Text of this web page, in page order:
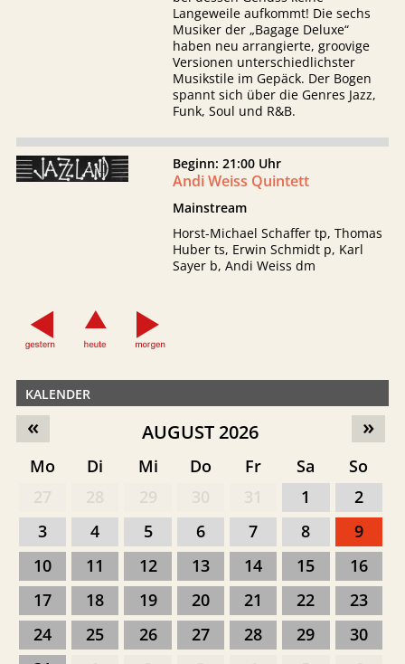
Langeweile aufkommt! Die sechs
Musiker der „Bagage Deluxe“
haben neu arrangierte, groovige
Versionen unterschiedlichster
Musikstile im Gepäck. Der Bogen
spannt sich über die Genres Jazz,
Funk, Soul und R&B.
Beginn: 21:00 Uhr
Andi Weiss Quintett
Mainstream
Horst-Michael Schaffer tp, Thomas
Huber ts, Erwin Schmidt p, Karl
Sayer b, Andi Weiss dm
KALENDER
»
« AUGUST 2026
Mo Di Mi Do Fr Sa
So
1
2
3
4 5 6 7 8
9
10
11 12 13 14 15
16
17
18 19 20 21 22
23
24
25 26 27 28 29
30